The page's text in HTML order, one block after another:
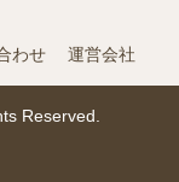
わせ 運営会社
Reserved.